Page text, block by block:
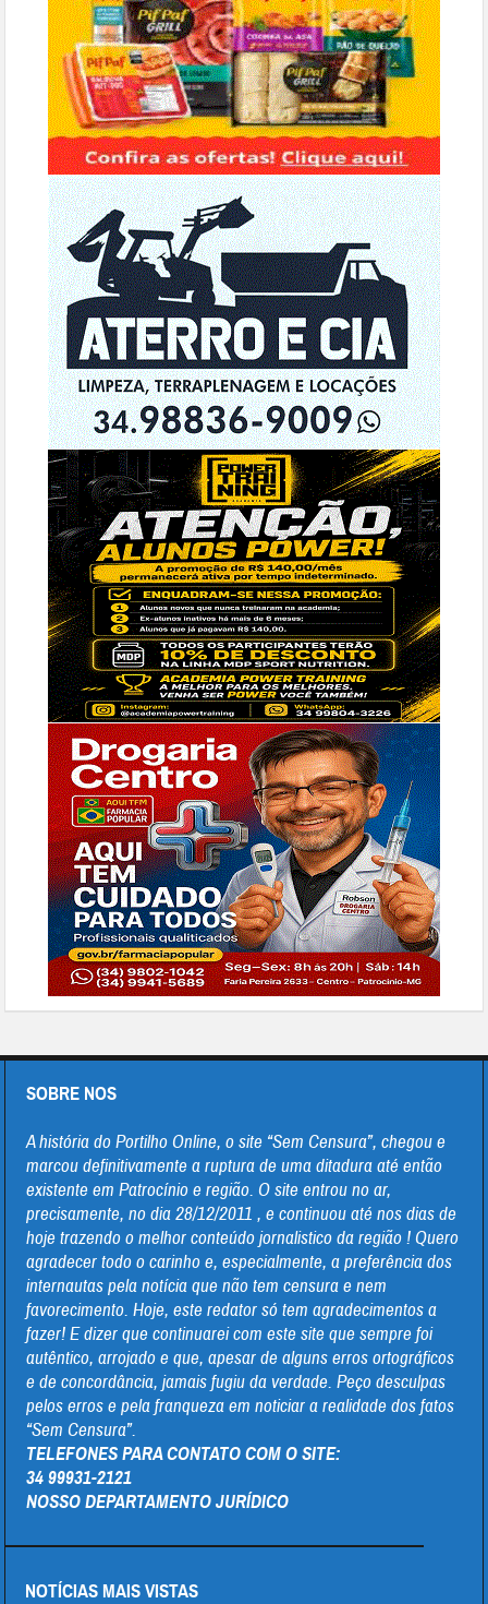
SOBRE NOS
A história do Portilho Online, o site “Sem Censura”, chegou e
marcou definitivamente a ruptura de uma ditadura até então
existente em Patrocínio e região. O site entrou no ar,
precisamente, no dia 28/12/2011 , e continuou até nos dias de
hoje trazendo o melhor conteúdo jornalistico da região ! Quero
agradecer todo o carinho e, especialmente, a preferência dos
internautas pela notícia que não tem censura e nem
favorecimento. Hoje, este redator só tem agradecimentos a
fazer! E dizer que continuarei com este site que sempre foi
autêntico, arrojado e que, apesar de alguns erros ortográficos
e de concordância, jamais fugiu da verdade. Peço desculpas
pelos erros e pela franqueza em noticiar a realidade dos fatos
“Sem Censura”.
TELEFONES PARA CONTATO COM O SITE:
34 99931-2121
NOSSO DEPARTAMENTO JURÍDICO
NOTÍCIAS MAIS VISTAS